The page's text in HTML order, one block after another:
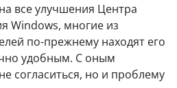
все улучшения Центра
Windows, многие из
по-прежнему находят его
удобным. С оным
согласиться, но и проблему